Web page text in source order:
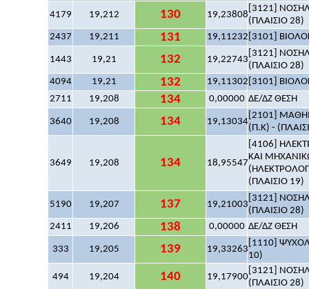
4179 19,212 130 19,23808
[3121]
(ΠΛΑΙΣΙΟ 28)
2437
19,211 131 19,11232 [3101]
1443 19,21 132 19,22743
[3121]
(ΠΛΑΙΣΙΟ 28)
4094
19,21 132 19,11302 [3101]
2711
19,208 134 0,00000 ΔΕ/ΔΖ ΘΕΣΗ
3640 19,208 134 19,13034
[2101]
(Π.Κ) -
3649 19,208 134 18,95547
[4106]
ΚΑΙ
(ΠΛΑΙΣΙΟ 19)
5190 19,207 137 19,21003
[3121]
(ΠΛΑΙΣΙΟ 28)
2411
19,206 138 0,00000 ΔΕ/ΔΖ ΘΕΣΗ
333 19,205 139 19,33263
[1110]
10)
494 19,204 140 19,17900
[3121]
(ΠΛΑΙΣΙΟ 28)